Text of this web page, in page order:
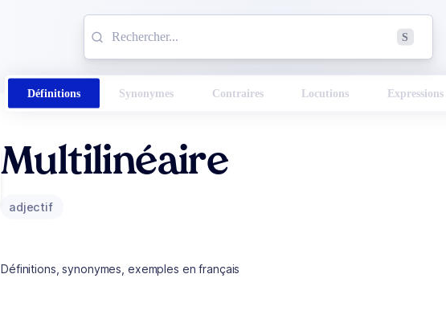
S
Définitions Synonymes Contraires Locutions Expressions
Multilinéaire
adjectif
Définitions, synonymes, exemples en français